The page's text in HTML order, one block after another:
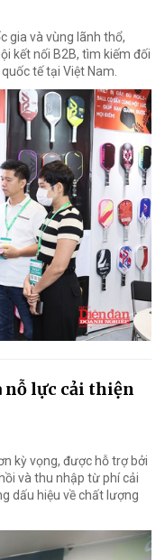
gia và vùng lãnh thổ,
kết nối B2B, tìm kiếm đối
tế tại Việt Nam.
nỗ lực cải thiện
kỳ vọng, được hỗ trợ bởi
và thu nhập từ phí cải
dấu hiệu về chất lượng